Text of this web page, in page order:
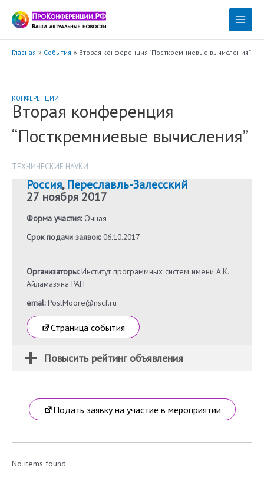
содержимому
Main
Menu
Главная События Вторая конференция “Посткремниевые вычисления”
КОНФЕРЕНЦИИ
Вторая конференция
“Посткремниевые вычисления”
ТЕХНИЧЕСКИЕ НАУКИ
Россия,Переславль-Залесский
27 ноября 2017
Форма участия:Очная
Срок подачи заявок:06.10.2017
Организаторы:Институт программных систем имени А.К.
Айламазяна РАН
emal:PostMoore@nscf.ru
Страница события
Повысить рейтинг объявления
Подать заявку на участие в мероприятии
No items found